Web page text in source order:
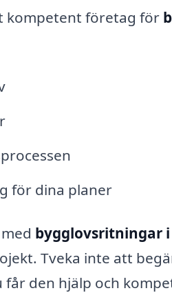
kompetent företag för
för dina planer
bygglovsritningar
Tveka inte att
den hjälp och